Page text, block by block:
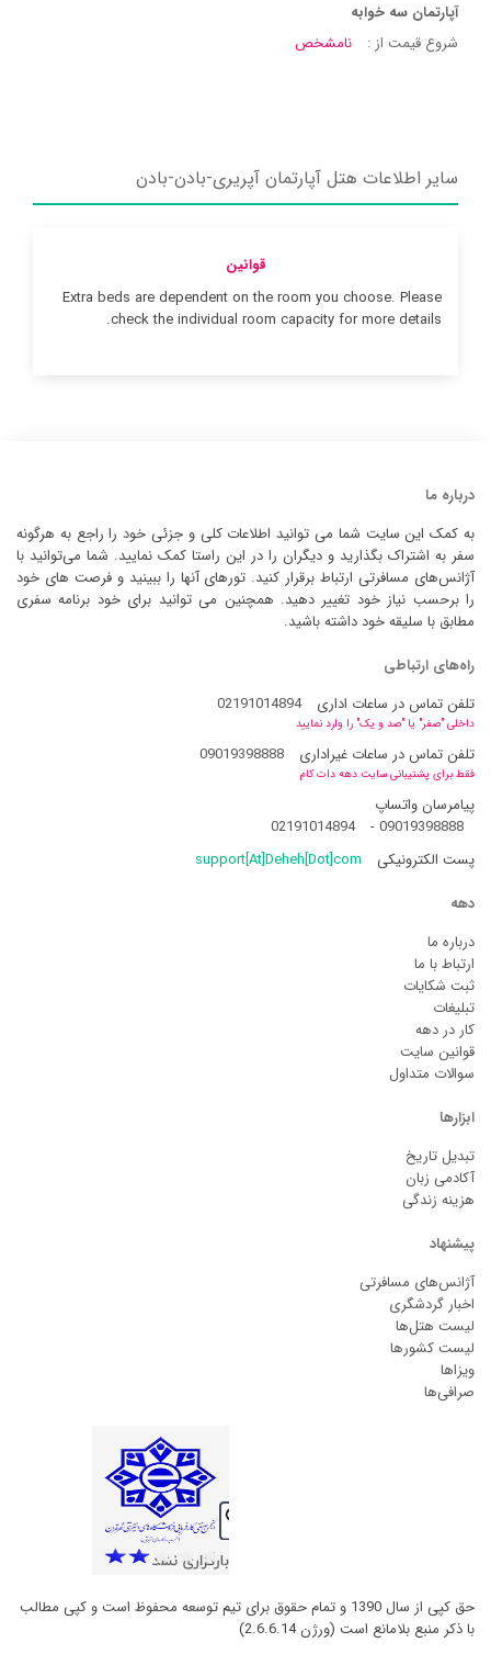
آپارتمان سه خوابه
شروع قیمت از :
نامشخص
سایر اطلاعات هتل آپارتمان آپریری-بادن-بادن
قوانین
Extra beds are dependent on the room you choose. Please
check the individual room capacity for more details.
درباره ما
به کمک این سایت شما می توانید اطلاعات کلی و جزئی خود را راجع به هرگونه
سفر به اشتراک بگذارید و دیگران را در این راستا کمک نمایید. شما می‌توانید با
آژانس‌های مسافرتی ارتباط برقرار کنید. تورهای آنها را ببینید و فرصت های خود
را برحسب نیاز خود تغییر دهید. همچنین می توانید برای خود برنامه سفری
مطابق با سلیقه خود داشته باشید.
راه‌های ارتباطی
تلفن تماس در ساعات اداری
02191014894
داخلی "صفر" یا "صد و یک" را وارد نمایید
تلفن تماس در ساعات غیراداری 09019398888
فقط برای پشتیبانی سایت دهه دات کام
پیامرسان واتساپ
09019398888
-
02191014894
پست الکترونیکی
support[At]Deheh[Dot]com
دهه
درباره ما
ارتباط با ما
ثبت شکایات
تبلیغات
کار در دهه
قوانین سایت
سوالات متداول
ابزارها
تبدیل تاریخ
آکادمی زبان
هزینه زندگی
پیشنهاد
آژانس‌های مسافرتی
اخبار گردشگری
لیست هتل‌ها
لیست کشورها
ویزاها
صرافی‌ها
حق کپی از سال 1390 و تمام حقوق برای تیم توسعه محفوظ است و کپی مطالب
با ذکر منبع بلامانع است (ورژن 2.6.6.14)